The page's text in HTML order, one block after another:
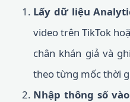
Lấy dữ liệu
video trên TikTok
chân khán giả và
theo từng mốc thời
Nhập thông số